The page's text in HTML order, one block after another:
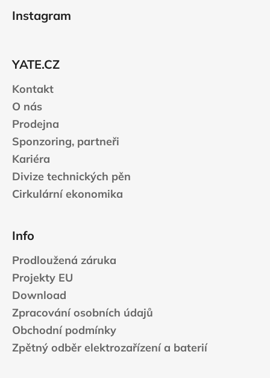
Instagram
YATE.CZ
Kontakt
O nás
Prodejna
Sponzoring, partneři
Kariéra
Divize technických pěn
Cirkulární ekonomika
Info
Prodloužená záruka
Projekty EU
Download
Zpracování osobních údajů
Obchodní podmínky
Zpětný odběr elektrozařízení a baterií